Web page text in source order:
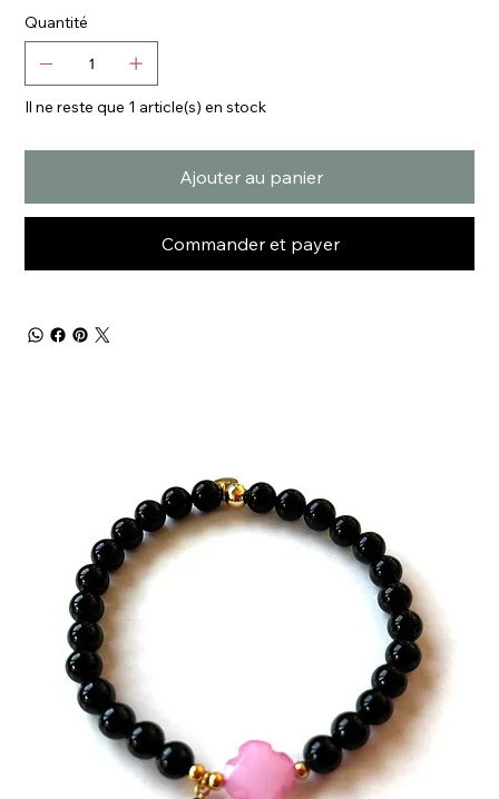
Quantité
Il ne reste que 1 article(s) en stock
Ajouter au panier
Commander et payer